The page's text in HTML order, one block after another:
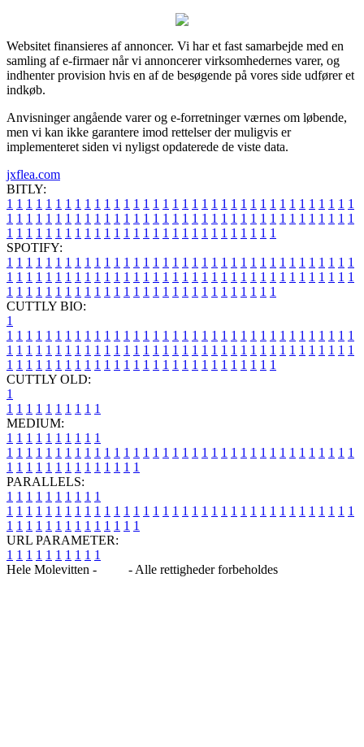
Websitet finansieres af annoncer. Vi har et fast samarbejde med en
samling af e-firmaer når vi annoncerer virksomhedernes varer, og
indhenter provision hvis en af de besøgende på vores side udfører et
indkøb.
Anvisninger angående varer og e-forretninger værnes om løbende,
men vi kan ikke garantere imod rettelser der muligvis er
implementeret siden vi nyligst opdaterede de viste data.
jxflea.com
BITLY:
1 1 1 1 1 1 1 1 1 1 1 1 1 1 1 1 1 1 1 1 1 1 1 1 1 1 1 1 1 1 1 1 1 1 1 1
1 1 1 1 1 1 1 1 1 1 1 1 1 1 1 1 1 1 1 1 1 1 1 1 1 1 1 1 1 1 1 1 1 1 1 1
1 1 1 1 1 1 1 1 1 1 1 1 1 1 1 1 1 1 1 1 1 1 1 1 1 1 1 1
SPOTIFY:
1 1 1 1 1 1 1 1 1 1 1 1 1 1 1 1 1 1 1 1 1 1 1 1 1 1 1 1 1 1 1 1 1 1 1 1
1 1 1 1 1 1 1 1 1 1 1 1 1 1 1 1 1 1 1 1 1 1 1 1 1 1 1 1 1 1 1 1 1 1 1 1
1 1 1 1 1 1 1 1 1 1 1 1 1 1 1 1 1 1 1 1 1 1 1 1 1 1 1 1
CUTTLY BIO:
1
1 1 1 1 1 1 1 1 1 1 1 1 1 1 1 1 1 1 1 1 1 1 1 1 1 1 1 1 1 1 1 1 1 1 1 1
1 1 1 1 1 1 1 1 1 1 1 1 1 1 1 1 1 1 1 1 1 1 1 1 1 1 1 1 1 1 1 1 1 1 1 1
1 1 1 1 1 1 1 1 1 1 1 1 1 1 1 1 1 1 1 1 1 1 1 1 1 1 1 1
CUTTLY OLD:
1
1 1 1 1 1 1 1 1 1 1
MEDIUM:
1 1 1 1 1 1 1 1 1 1
1 1 1 1 1 1 1 1 1 1 1 1 1 1 1 1 1 1 1 1 1 1 1 1 1 1 1 1 1 1 1 1 1 1 1 1
1 1 1 1 1 1 1 1 1 1 1 1 1 1
PARALLELS:
1 1 1 1 1 1 1 1 1 1
1 1 1 1 1 1 1 1 1 1 1 1 1 1 1 1 1 1 1 1 1 1 1 1 1 1 1 1 1 1 1 1 1 1 1 1
1 1 1 1 1 1 1 1 1 1 1 1 1 1
URL PARAMETER:
1 1 1 1 1 1 1 1 1 1
Hele Molevitten -
- Alle rettigheder forbeholdes